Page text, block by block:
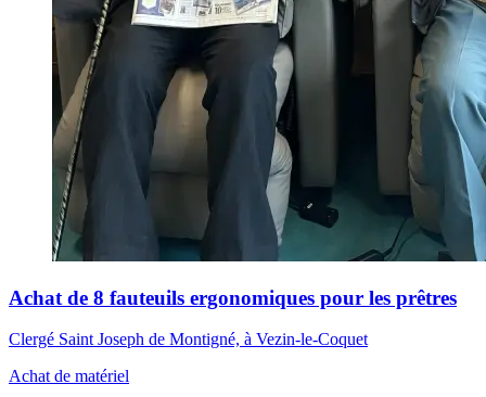
Achat de 8 fauteuils ergonomiques pour les prêtres
Clergé Saint Joseph de Montigné, à Vezin-le-Coquet
Achat de matériel